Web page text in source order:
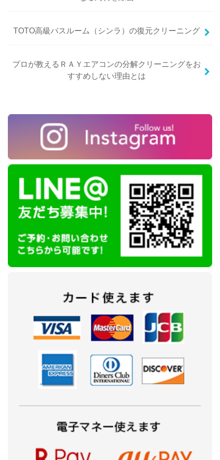
TOTO高級バスルーム（シンラ）の復元クリーニング
プロが教えるＲＡＹエアコンの分解クリーニングをお
すすめしない理由とは